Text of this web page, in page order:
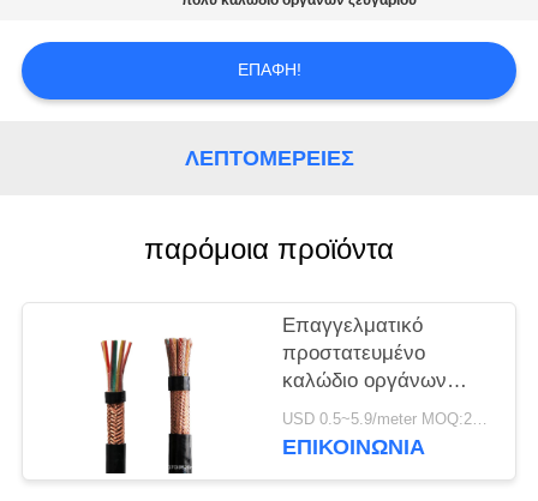
ΜΕ
ΕΙΔΉΣΕΙΣ
ΠΟΛΙΤΙΚΉ
ΑΠΟΡΡΉΤΟΥ
ΕΠΑΦΉ!
ΛΕΠΤΟΜΈΡΕΙΕΣ
παρόμοια προϊόντα
Επαγγελματικό
προστατευμένο
καλώδιο οργάνων
μεμονωμένο/συνολικά
πλέξιμο καλωδίων
USD 0.5~5.9/meter MOQ:2000
ΕΠΙΚΟΙΝΩΝΙΑ